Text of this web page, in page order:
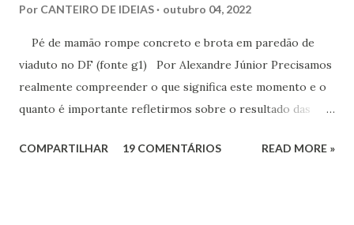
Por CANTEIRO DE IDEIAS outubro 04, 2022
Pé de mamão rompe concreto e brota em paredão de
viaduto no DF (fonte g1) Por Alexandre Júnior Precisamos
realmente compreender o que significa este momento e o
quanto é importante refletirmos sobre o resultado das
esperançar! A História do Brasil é feita de invasão,
COMPARTILHAR 19 COMENTÁRIOS READ MORE »